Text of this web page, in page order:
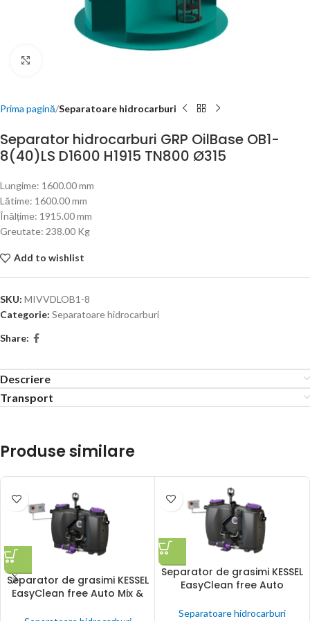
Prima pagină Separatoare hidrocarburi
Separator hidrocarburi GRP OilBase OB1-
8(40)LS D1600 H1915 TN800 Ø315
Lungime: 1600.00 mm
Lătime: 1600.00 mm
Înălțime: 1915.00 mm
Greutate: 238.00 Kg
Add to wishlist
SKU: MIVVDLOB1-8
Categorie: Separatoare hidrocarburi
Share:
Descriere
Transport
Produse similare
Separator de grasimi KESSEL
EasyClean free Auto Mix &
Separator de grasimi KESSEL
EasyClean free Auto
Separatoare hidrocarburi